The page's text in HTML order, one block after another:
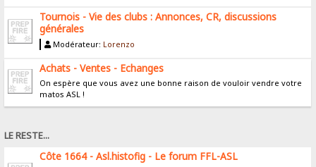
Tournois - Vie des clubs : Annonces, CR, discussions
générales
Modérateur: Lorenzo
Achats - Ventes - Echanges
On espère que vous avez une bonne raison de vouloir vendre votre
matos ASL !
LE RESTE...
Côte 1664 - Asl.histofig - Le forum FFL-ASL